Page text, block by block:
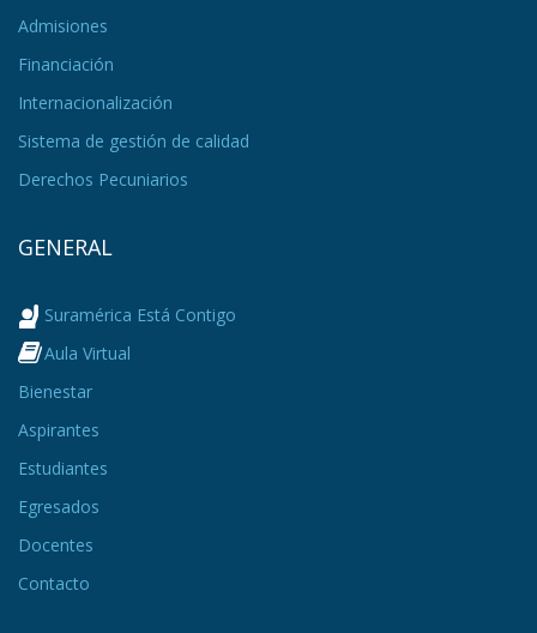
Admisiones
Financiación
Internacionalización
Sistema de gestión de calidad
Derechos Pecuniarios
GENERAL
Suramérica Está Contigo
Aula Virtual
Bienestar
Aspirantes
Estudiantes
Egresados
Docentes
Contacto